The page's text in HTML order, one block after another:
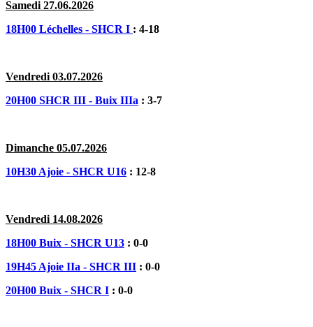
Samedi 27.06.2026
18H00 Léchelles - SHCR I : 4-18
Vendredi 03.07.2026
20H00 SHCR III - Buix IIIa : 3-7
Dimanche 05.07.2026
10H30 Ajoie - SHCR U16 : 12-8
Vendredi 14.08.2026
18H00 Buix - SHCR U13 : 0-0
19H45 Ajoie IIa - SHCR III : 0-0
20H00 Buix - SHCR I : 0-0